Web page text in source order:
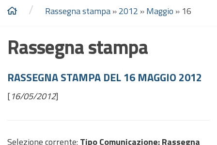
/ Rassegna stampa»2012 »Maggio » 16
Rassegna stampa
RASSEGNA STAMPA DEL 16 MAGGIO 2012
[16/05/2012]
Selezione corrente: Tipo Comunicazione: Rassegna